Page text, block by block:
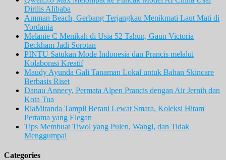
Dirilis Alibaba
Amman Beach, Gerbang Terjangkau Menikmati Laut Mati di
Yordania
Melanie C Menikah di Usia 52 Tahun, Gaun Victoria
Beckham Jadi Sorotan
PINTU Satukan Mode Indonesia dan Prancis melalui
Kolaborasi Kreatif
Maudy Ayunda Gali Tanaman Lokal untuk Bahan Skincare
Berbasis Riset
Danau Annecy, Permata Alpen Prancis dengan Air Jernih dan
Kota Tua
RiaMiranda Tampil Berani Lewat Smara, Koleksi Hitam
Pertama yang Elegan
Tips Membuat Tiwol yang Pulen, Wangi, dan Tidak
Menggumpal
Categories